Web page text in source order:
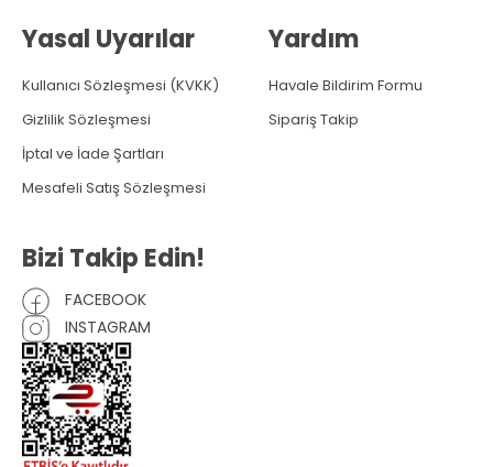
Yasal Uyarılar
Kullanıcı Sözleşmesi (KVKK)
Gizlilik Sözleşmesi
İptal ve İade Şartları
Mesafeli Satış Sözleşmesi
Yardım
Havale Bildirim Formu
Sipariş Takip
Bizi Takip Edin!
FACEBOOK
INSTAGRAM